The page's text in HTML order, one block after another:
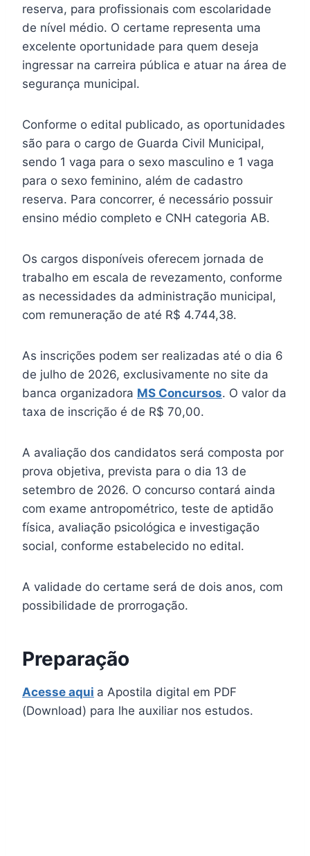
reserva, para profissionais com escolaridade
de nível médio. O certame representa uma
excelente oportunidade para quem deseja
ingressar na carreira pública e atuar na área de
segurança municipal.
Conforme o edital publicado, as oportunidades
são para o cargo de Guarda Civil Municipal,
sendo 1 vaga para o sexo masculino e 1 vaga
para o sexo feminino, além de cadastro
reserva. Para concorrer, é necessário possuir
ensino médio completo e CNH categoria AB.
Os cargos disponíveis oferecem jornada de
trabalho em escala de revezamento, conforme
as necessidades da administração municipal,
com remuneração de até R$ 4.744,38.
As inscrições podem ser realizadas até o dia 6
de julho de 2026, exclusivamente no site da
banca organizadora MS Concursos. O valor da
taxa de inscrição é de R$ 70,00.
A avaliação dos candidatos será composta por
prova objetiva, prevista para o dia 13 de
setembro de 2026. O concurso contará ainda
com exame antropométrico, teste de aptidão
física, avaliação psicológica e investigação
social, conforme estabelecido no edital.
A validade do certame será de dois anos, com
possibilidade de prorrogação.
Preparação
Acesse aqui a Apostila digital em PDF
(Download) para lhe auxiliar nos estudos.